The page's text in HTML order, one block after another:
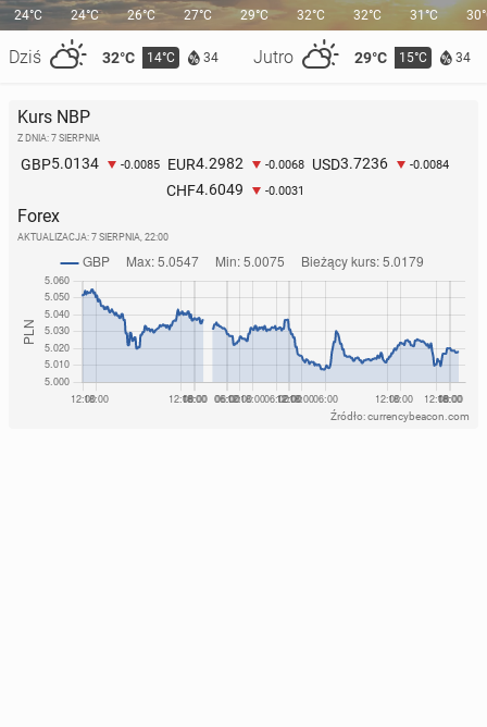
24°C
Dziś 32°C 14°C 34 Jutro 29°C 15°C 34
24°C 26°C 27°C 29°C 32°C 32°C 31°C
Kurs NBP
Z DNIA: 7 SIERPNIA
GBP5.0134 -0.0085 EUR4.2982 -0.0068 USD3.7236 -0.0084
CHF4.6049 -0.0031
Forex
AKTUALIZACJA: 7 SIERPNIA, 22:00
Źródło: currencybeacon.com